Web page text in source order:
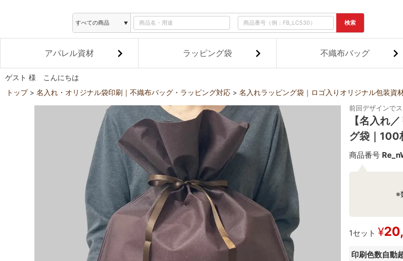
検索
アパレル資材 ラッピング袋 不織布バッグ
ゲスト 様 こんにちは
トップ 名入れ・オリジナル袋印刷｜不織布バッグ・ラッピング対応 名入れラッピング袋｜ロゴ入りオリジナル包装資
前回デザインで
【名入れ
グ袋｜100
商品番号
※
1セット ¥
印刷色数自動